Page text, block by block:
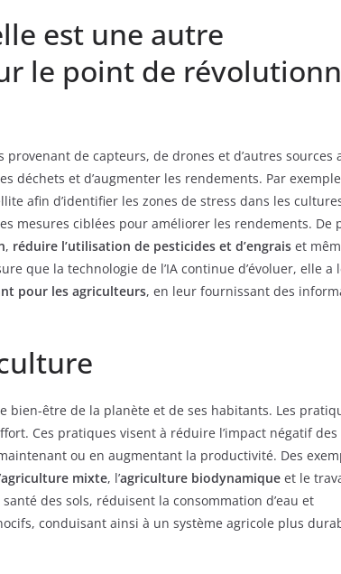
est une autre
le point de
de capteurs, de drones et d’autres sources
déchets et d’augmenter les rendements. Par
afin d’identifier les zones de stress dans les
mesures ciblées pour améliorer les rendements. De
, réduire l’utilisation de pesticides et d’engrais et
que la technologie de l’IA continue d’évoluer, elle a
pour les agriculteurs, en leur fournissant des
bien-être de la planète et de ses habitants. Les
Ces pratiques visent à réduire l’impact négatif des
ou en augmentant la productivité. Des
agriculture mixte, l’agriculture biodynamique et le
des sols, réduisent la consommation d’eau et
conduisant ainsi à un système agricole plus